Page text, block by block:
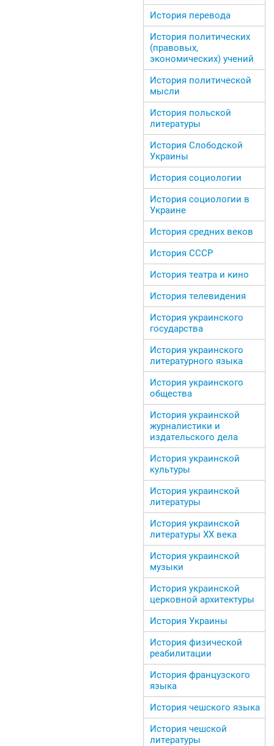
История перевода
История политических
(правовых,
экономических) учений
История политической
мысли
История польской
литературы
История Слободской
Украины
История социологии
История социологии в
Украине
История средних веков
История СССР
История театра и кино
История телевидения
История украинского
государства
История украинского
литературного языка
История украинского
общества
История украинской
журналистики и
издательского дела
История украинской
культуры
История украинской
литературы
История украинской
литературы ХХ века
История украинской
музыки
История украинской
церковной архитектуры
История Украины
История физической
реабилитации
История французского
языка
История чешского языка
История чешской
литературы